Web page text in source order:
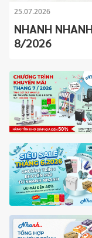
25.07.2026
NHANH
8/2026